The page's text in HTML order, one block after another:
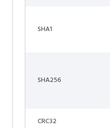
SHA1
SHA256
CRC32